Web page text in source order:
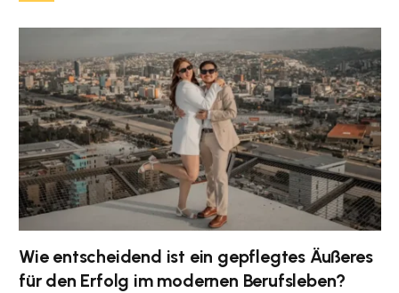
Wie entscheidend ist ein gepflegtes Äußeres
für den Erfolg im modernen Berufsleben?